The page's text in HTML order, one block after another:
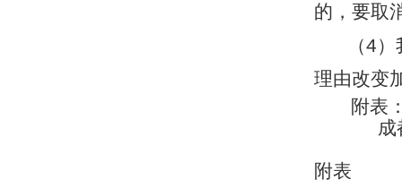
的，要取
（4
理由改变
附表
成
附表